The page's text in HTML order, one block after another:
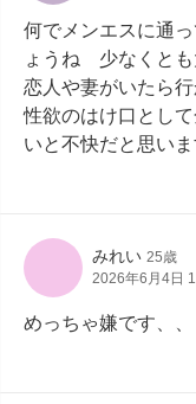
何でメンエスに通
ょうね　少なくと
恋人や妻がいたら
性欲のはけ口とし
いと不快だと思いま
みれい 25歳
2026年6月4日
めっちゃ嫌です、、